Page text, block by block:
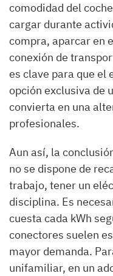
comodidad del
cargar durante
compra, aparcar en
conexión de
es clave para que el
opción exclusiva de
convierta en una
profesionales.
Aun así, la
no se dispone de
trabajo, tener un
disciplina. Es
cuesta cada kWh
conectores suelen
mayor demanda.
unifamiliar, en un